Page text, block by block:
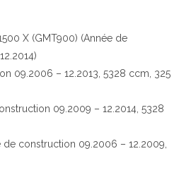
X (GMT900) (Année de
09.2006 – 12.2013, 5328 ccm, 325
09.2009 – 12.2014, 5328
de construction 09.2006 – 12.2009,